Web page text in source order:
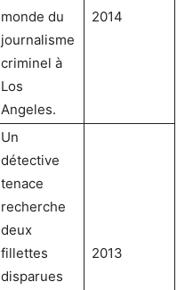
monde du
journalisme
criminel à
Los
Angeles.
2014
Un
détective
tenace
recherche
deux
fillettes
disparues
2013